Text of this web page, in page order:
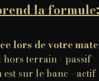
la formule:
lors de votre
hors terrain - passif
est sur le banc - actif